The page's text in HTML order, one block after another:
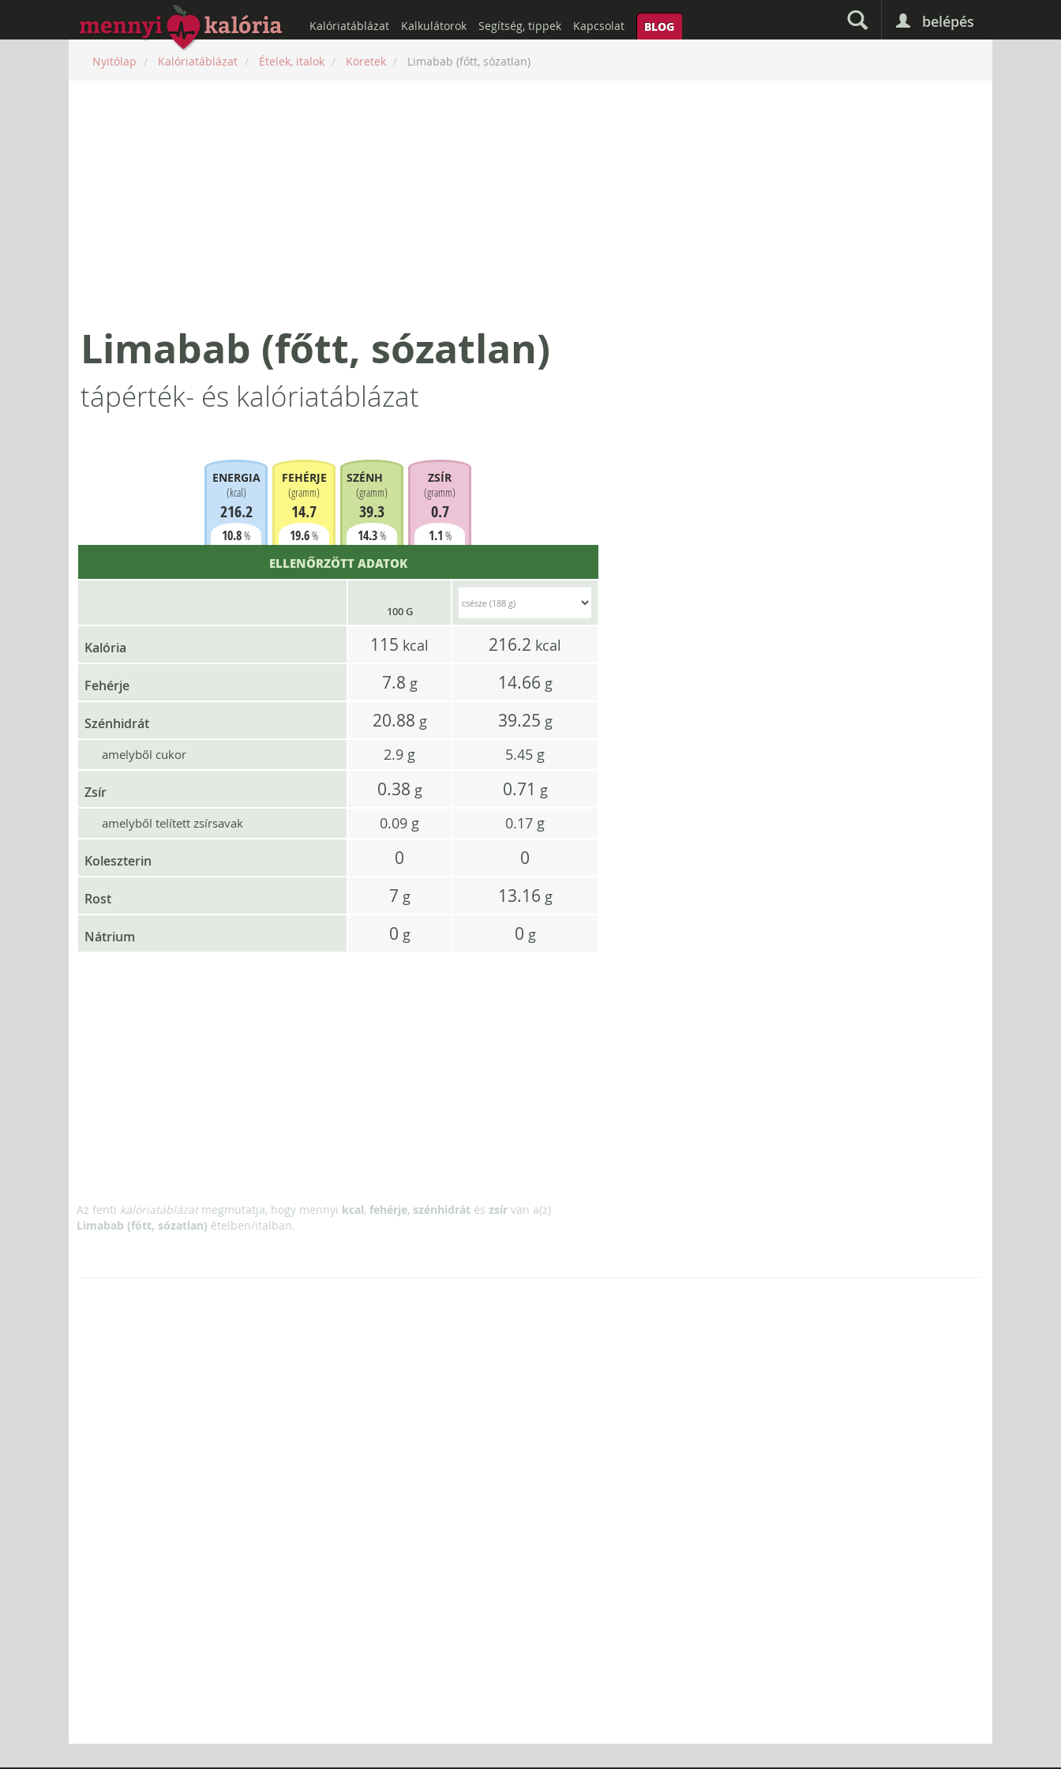
belépés
Kalóriatáblázat Kalkulátorok Segítség, tippek Kapcsolat BLOG
Nyitólap Kalóriatáblázat Ételek, italok Köretek Limabab (főtt, sózatlan)
Limabab (főtt, sózatlan)
tápérték- és kalóriatáblázat
ENERGIA
(kcal)
216.2
10.8%
FEHÉRJE
(gramm)
14.7
19.6%
SZÉNHIDRÁT
(gramm)
39.3
14.3%
ZSÍR
(gramm)
0.7
1.1 %
ELLENŐRZÖTT ADATOK
100 G
Kalória 115 kcal 216.2 kcal
Fehérje 7.8 g 14.66 g
Szénhidrát 20.88 g 39.25 g
amelyből cukor 2.9 g 5.45 g
Zsír 0.38 g 0.71 g
amelyből telített zsírsavak 0.09 g 0.17 g
Koleszterin 0 0
Rost 7 g 13.16 g
Nátrium 0 g 0 g
Az fenti kalóriatáblázatmegmutatja, hogy mennyi kcal, fehérje, szénhidrát és zsír van a(z)
Limabab (főtt, sózatlan) ételben/italban.